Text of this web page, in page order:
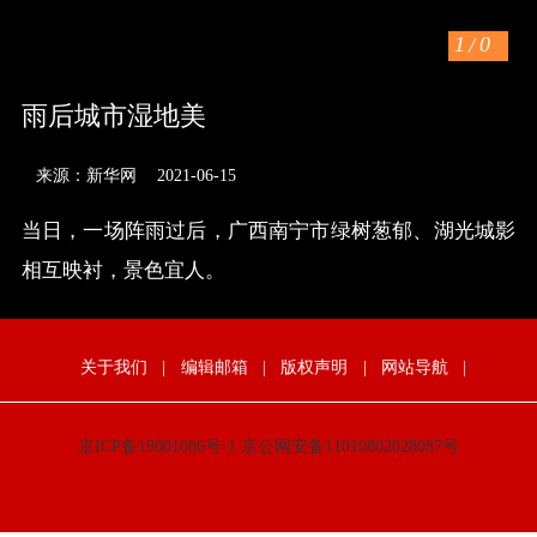
1 /0
雨后城市湿地美
来源：新华网 2021-06-15
当日，一场阵雨过后，广西南宁市绿树葱郁、湖光城影
相互映衬，景色宜人。
关于我们 | 编辑邮箱 | 版权声明 | 网站导航 |
京ICP备19001086号-1 京公网安备11010802028087号